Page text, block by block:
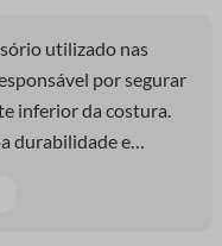
utilizado nas
por segurar
inferior da costura.
durabilidade e
estável da linha,